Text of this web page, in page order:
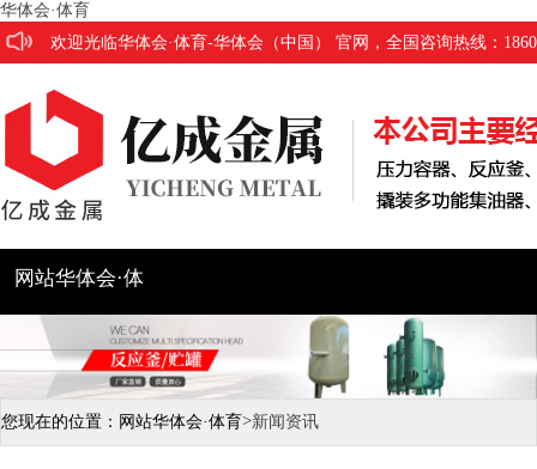
华体会·体育
欢迎光临华体会·体育-华体会（中国） 官网，全国咨询热线：
网站华体会·体
公司简介 产品展示
您现在的位置： 网站华体会·体育>新闻资讯